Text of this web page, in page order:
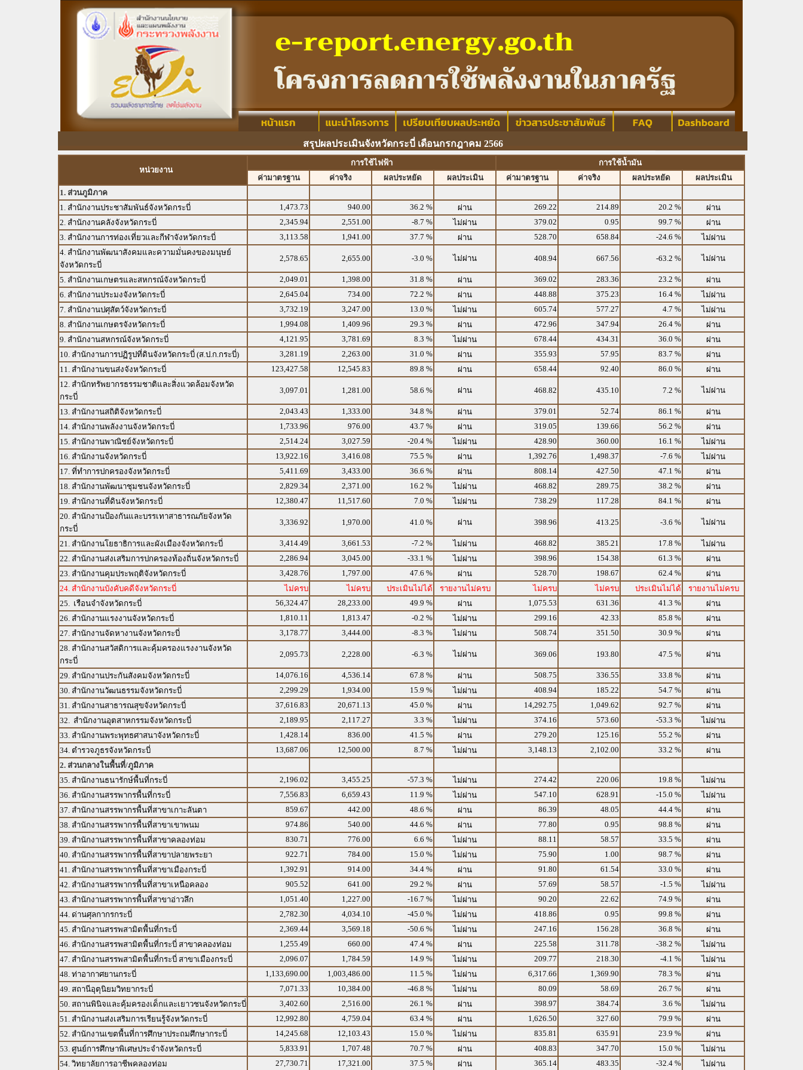
สรุปผลประเมินจังหวัดกระบี่ เดือนกรกฎาคม 2566
หน่วยงาน
การใช้ไฟฟ้า
การใช้น้ำมัน
ค่ามาตรฐาน
ค่าจริง ผลประหยัด ผลประเมิน ค่ามาตรฐาน ค่าจริง ผลประหยัด
ผลประเมิน
1. ส่วนภูมิภาค
1. สำนักงานประชาสัมพันธ์จังหวัดกระบี่
1,473.73 940.00 36.2 % ผ่าน 269.22 214.89 20.2 %
ผ่าน
2. สำนักงานคลังจังหวัดกระบี่
2,345.94 2,551.00 -8.7 % ไม่ผ่าน 379.02 0.95 99.7 %
ผ่าน
3. สำนักงานการท่องเที่ยวและกีฬาจังหวัดกระบี่
3,113.58 1,941.00 37.7 % ผ่าน 528.70 658.84 -24.6 %
ไม่ผ่าน
4. สำนักงานพัฒนาสังคมและความมั่นคงของมนุษย์
จังหวัดกระบี่
2,578.65 2,655.00 -3.0 % ไม่ผ่าน 408.94 667.56 -63.2 % ไม่ผ่าน
5. สำนักงานเกษตรและสหกรณ์จังหวัดกระบี่ 2,049.01 1,398.00 31.8 % ผ่าน 369.02 283.36 23.2 %
ผ่าน
6. สำนักงานประมงจังหวัดกระบี่
2,645.04 734.00 72.2 % ผ่าน 448.88 375.23 16.4 %
ไม่ผ่าน
7. สำนักงานปศุสัตว์จังหวัดกระบี่
3,732.19 3,247.00 13.0 % ไม่ผ่าน 605.74 577.27 4.7 %
ไม่ผ่าน
8. สำนักงานเกษตรจังหวัดกระบี่
1,994.08 1,409.96 29.3 % ผ่าน 472.96 347.94 26.4 %
ผ่าน
9. สำนักงานสหกรณ์จังหวัดกระบี่
4,121.95 3,781.69 8.3 % ไม่ผ่าน 678.44 434.31 36.0 %
ผ่าน
10. สำนักงานการปฏิรูปที่ดินจังหวัดกระบี่ (ส.ป.ก.กระบี่)
3,281.19 2,263.00 31.0 % ผ่าน 355.93 57.95 83.7 %
ผ่าน
11. สำนักงานขนส่งจังหวัดกระบี่
123,427.58 12,545.83 89.8 % ผ่าน 658.44 92.40 86.0 %
ผ่าน
12. สำนักทรัพยากรธรรมชาติและสิ่งแวดล้อมจังหวัด
กระบี่
3,097.01 1,281.00 58.6 % ผ่าน 468.82 435.10 7.2 % ไม่ผ่าน
13. สำนักงานสถิติจังหวัดกระบี่ 2,043.43 1,333.00 34.8 % ผ่าน 379.01 52.74 86.1 %
ผ่าน
14. สำนักงานพลังงานจังหวัดกระบี่
1,733.96 976.00 43.7 % ผ่าน 319.05 139.66 56.2 %
ผ่าน
15. สำนักงานพาณิชย์จังหวัดกระบี่
2,514.24 3,027.59 -20.4 % ไม่ผ่าน 428.90 360.00 16.1 %
ไม่ผ่าน
16. สำนักงานจังหวัดกระบี่
13,922.16 3,416.08 75.5 % ผ่าน 1,392.76 1,498.37 -7.6 %
ไม่ผ่าน
17. ที่ทำการปกครองจังหวัดกระบี่
5,411.69 3,433.00 36.6 % ผ่าน 808.14 427.50 47.1 %
ผ่าน
18. สำนักงานพัฒนาชุมชนจังหวัดกระบี่
2,829.34 2,371.00 16.2 % ไม่ผ่าน 468.82 289.75 38.2 %
ผ่าน
19. สำนักงานที่ดินจังหวัดกระบี่
12,380.47 11,517.60 7.0 % ไม่ผ่าน 738.29 117.28 84.1 %
ผ่าน
20. สำนักงานป้องกันและบรรเทาสาธารณภัยจังหวัด
กระบี่
3,336.92 1,970.00 41.0 % ผ่าน 398.96 413.25 -3.6 % ไม่ผ่าน
21. สำนักงานโยธาธิการและผังเมืองจังหวัดกระบี่ 3,414.49 3,661.53 -7.2 % ไม่ผ่าน 468.82 385.21 17.8 %
ไม่ผ่าน
22. สำนักงานส่งเสริมการปกครองท้องถิ่นจังหวัดกระบี่
2,286.94 3,045.00 -33.1 % ไม่ผ่าน 398.96 154.38 61.3 %
ผ่าน
23. สำนักงานคุมประพฤติจังหวัดกระบี่
3,428.76 1,797.00 47.6 % ผ่าน 528.70 198.67 62.4 %
ผ่าน
24. สำนักงานบังคับคดีจังหวัดกระบี่
ไม่ครบ ไม่ครบ ประเมินไม่ได้ รายงานไม่ครบ ไม่ครบ ไม่ครบ ประเมินไม่ได้
รายงานไม่ครบ
25. เรือนจำจังหวัดกระบี่
56,324.47 28,233.00 49.9 % ผ่าน 1,075.53 631.36 41.3 %
ผ่าน
26. สำนักงานแรงงานจังหวัดกระบี่
1,810.11 1,813.47 -0.2 % ไม่ผ่าน 299.16 42.33 85.8 %
ผ่าน
27. สำนักงานจัดหางานจังหวัดกระบี่
3,178.77 3,444.00 -8.3 % ไม่ผ่าน 508.74 351.50 30.9 %
ผ่าน
28. สำนักงานสวัสดิการและคุ้มครองแรงงานจังหวัด
กระบี่
2,095.73 2,228.00 -6.3 % ไม่ผ่าน 369.06 193.80 47.5 % ผ่าน
29. สำนักงานประกันสังคมจังหวัดกระบี่ 14,076.16 4,536.14 67.8 % ผ่าน 508.75 336.55 33.8 %
ผ่าน
30. สำนักงานวัฒนธรรมจังหวัดกระบี่
2,299.29 1,934.00 15.9 % ไม่ผ่าน 408.94 185.22 54.7 %
ผ่าน
31. สำนักงานสาธารณสุขจังหวัดกระบี่
37,616.83 20,671.13 45.0 % ผ่าน 14,292.75 1,049.62 92.7 %
ผ่าน
32. สำนักงานอุตสาหกรรมจังหวัดกระบี่
2,189.95 2,117.27 3.3 % ไม่ผ่าน 374.16 573.60 -53.3 %
ไม่ผ่าน
33. สำนักงานพระพุทธศาสนาจังหวัดกระบี่
1,428.14 836.00 41.5 % ผ่าน 279.20 125.16 55.2 %
ผ่าน
34. ตำรวจภูธรจังหวัดกระบี่
13,687.06 12,500.00 8.7 % ไม่ผ่าน 3,148.13 2,102.00 33.2 %
ผ่าน
2. ส่วนกลางในพื้นที่/ภูมิภาค
35. สำนักงานธนารักษ์พื้นที่กระบี่
2,196.02 3,455.25 -57.3 % ไม่ผ่าน 274.42 220.06 19.8 %
ไม่ผ่าน
36. สำนักงานสรรพากรพื้นที่กระบี่
7,556.83 6,659.43 11.9 % ไม่ผ่าน 547.10 628.91 -15.0 %
ไม่ผ่าน
37. สำนักงานสรรพากรพื้นที่สาขาเกาะลันตา
859.67 442.00 48.6 % ผ่าน 86.39 48.05 44.4 %
ผ่าน
38. สำนักงานสรรพากรพื้นที่สาขาเขาพนม
974.86 540.00 44.6 % ผ่าน 77.80 0.95 98.8 %
ผ่าน
39. สำนักงานสรรพากรพื้นที่สาขาคลองท่อม
830.71 776.00 6.6 % ไม่ผ่าน 88.11 58.57 33.5 %
ผ่าน
40. สำนักงานสรรพากรพื้นที่สาขาปลายพระยา
922.71 784.00 15.0 % ไม่ผ่าน 75.90 1.00 98.7 %
ผ่าน
41. สำนักงานสรรพากรพื้นที่สาขาเมืองกระบี่
1,392.91 914.00 34.4 % ผ่าน 91.80 61.54 33.0 %
ผ่าน
42. สำนักงานสรรพากรพื้นที่สาขาเหนือคลอง
905.52 641.00 29.2 % ผ่าน 57.69 58.57 -1.5 %
ไม่ผ่าน
43. สำนักงานสรรพากรพื้นที่สาขาอ่าวลึก
1,051.40 1,227.00 -16.7 % ไม่ผ่าน 90.20 22.62 74.9 %
ผ่าน
44. ด่านศุลกากรกระบี่
2,782.30 4,034.10 -45.0 % ไม่ผ่าน 418.86 0.95 99.8 %
ผ่าน
45. สำนักงานสรรพสามิตพื้นที่กระบี่
2,369.44 3,569.18 -50.6 % ไม่ผ่าน 247.16 156.28 36.8 %
ผ่าน
46. สำนักงานสรรพสามิตพื้นที่กระบี่ สาขาคลองท่อม
1,255.49 660.00 47.4 % ผ่าน 225.58 311.78 -38.2 %
ไม่ผ่าน
47. สำนักงานสรรพสามิตพื้นที่กระบี่ สาขาเมืองกระบี่
2,096.07 1,784.59 14.9 % ไม่ผ่าน 209.77 218.30 -4.1 %
ไม่ผ่าน
48. ท่าอากาศยานกระบี่
1,133,690.00 1,003,486.00 11.5 % ไม่ผ่าน 6,317.66 1,369.90 78.3 %
ผ่าน
49. สถานีอุตุนิยมวิทยากระบี่
7,071.33 10,384.00 -46.8 % ไม่ผ่าน 80.09 58.69 26.7 %
ผ่าน
50. สถานพินิจและคุ้มครองเด็กและเยาวชนจังหวัดกระบี่
3,402.60 2,516.00 26.1 % ผ่าน 398.97 384.74 3.6 %
ไม่ผ่าน
51. สำนักงานส่งเสริมการเรียนรู้จังหวัดกระบี่
12,992.80 4,759.04 63.4 % ผ่าน 1,626.50 327.60 79.9 %
ผ่าน
52. สำนักงานเขตพื้นที่การศึกษาประถมศึกษากระบี่
14,245.68 12,103.43 15.0 % ไม่ผ่าน 835.81 635.91 23.9 %
ผ่าน
53. ศูนย์การศึกษาพิเศษประจำจังหวัดกระบี่
5,833.91 1,707.48 70.7 % ผ่าน 408.83 347.70 15.0 %
ไม่ผ่าน
54. วิทยาลัยการอาชีพคลองท่อม
27,730.71 17,321.00 37.5 % ผ่าน 365.14 483.35 -32.4 % ไม่ผ่าน